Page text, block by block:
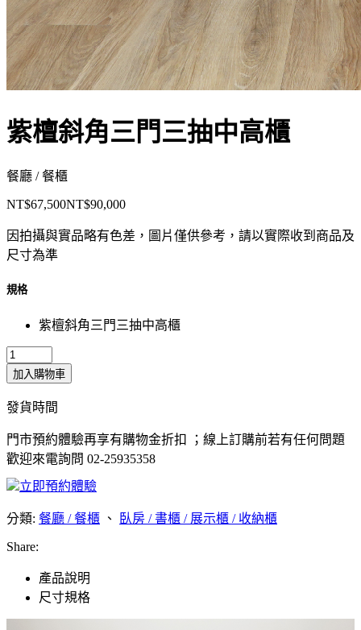
紫檀斜角三門三抽中高櫃
餐廳 / 餐櫃
NT$67,500NT$90,000
因拍攝與實品略有色差，圖片僅供參考，請以實際收到商品及
尺寸為準
規格
紫檀斜角三門三抽中高櫃
加入購物車
發貨時間
門市預約體驗再享有購物金折扣 ；線上訂購前若有任何問題
歡迎來電詢問 02-25935358
立即預約體驗
分類: 餐廳 / 餐櫃 、 臥房 / 書櫃 / 展示櫃 / 收納櫃
Share:
產品說明
尺寸規格